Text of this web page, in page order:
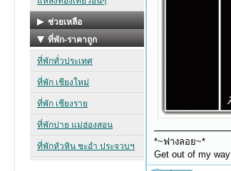
*~ฟางลอย~*
Get out of my way